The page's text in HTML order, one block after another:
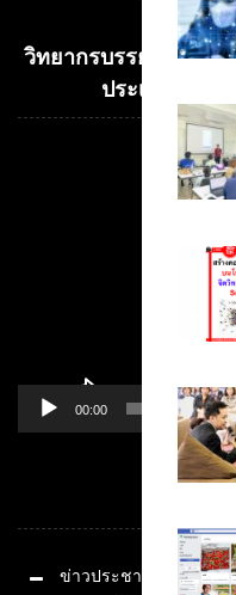
วิทยากรบรรยาย E-
ประเทศ อ.ดร
00:00
ข่าวประชาสัมพันธ์